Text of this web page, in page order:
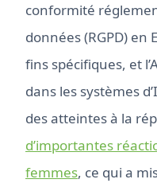
conformité
données (RGPD)
fins spécifiques, et
dans les systèmes
des atteintes à la
d’importantes
femmes, ce qui a